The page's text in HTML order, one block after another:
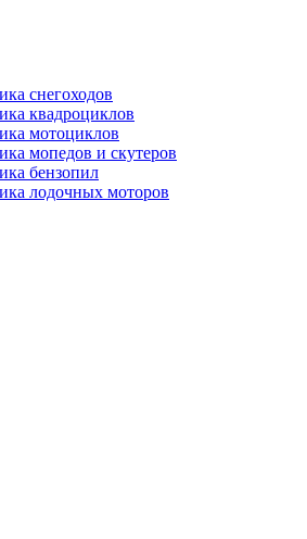
снегоходов
квадроциклов
мотоциклов
мопедов и скутеров
бензопил
лодочных моторов